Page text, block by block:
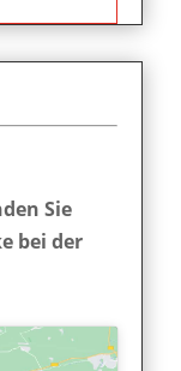
Sie
bei der